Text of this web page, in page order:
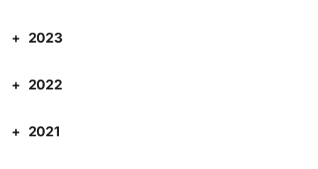
2023
2022
2021